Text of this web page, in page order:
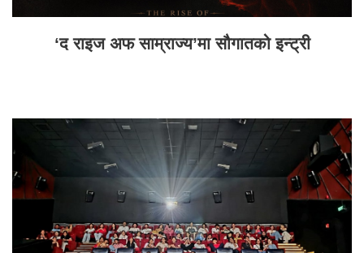
‘द राइज अफ साम्राज्य’मा सौगातको इन्ट्री